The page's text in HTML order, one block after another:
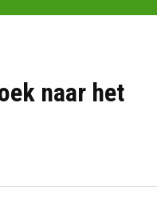
naar het